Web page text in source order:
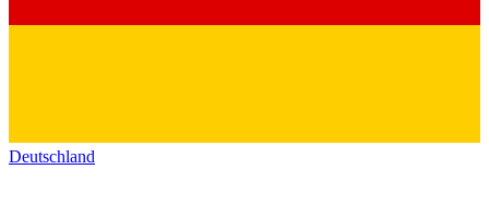
Deutschland